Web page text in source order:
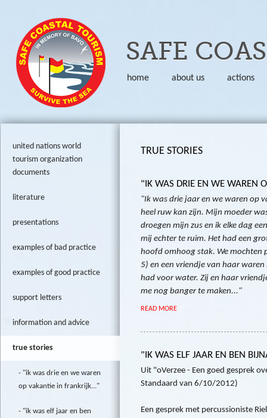
SAFE
home about us actions
united nations world
tourism organization
documents
literature
presentations
examples of bad practice
examples of good practice
support letters
information and advice
true stories
"ik was drie en we waren
op vakantie in frankrijk..."
"ik was elf jaar en ben
TRUE STORIES
"IK WAS DRIE EN WE WAREN
"Ik was drie jaar en we waren op
heel ruw kan zijn. Mijn moeder
droegen mijn zus en ik elke dag
mij echter te ruim. Het had een
hoofd omhoog stak. We mochten
5) en een vriendje van haar
had voor water. Zij en haar
me nog banger te maken..."
READ MORE
"IK WAS ELF JAAR EN BEN
Uit "oVerzee - Een goed gesprek
Standaard van 6/10/2012)
Een gesprek met percussioniste